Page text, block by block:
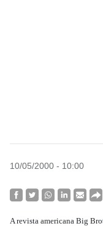
10/05/2000 - 10:00
A revista americana Big